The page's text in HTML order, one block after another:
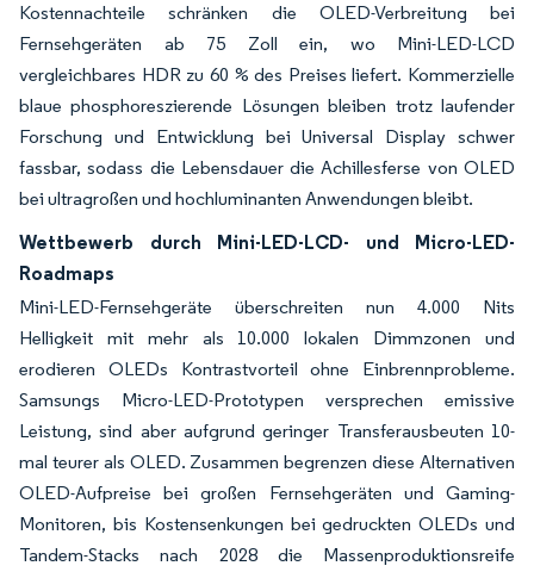
Kostennachteile schränken die OLED-Verbreitung bei
Fernsehgeräten ab 75 Zoll ein, wo Mini-LED-LCD
vergleichbares HDR zu 60 % des Preises liefert. Kommerzielle
blaue phosphoreszierende Lösungen bleiben trotz laufender
Forschung und Entwicklung bei Universal Display schwer
fassbar, sodass die Lebensdauer die Achillesferse von OLED
bei ultragroßen und hochluminanten Anwendungen bleibt.
Wettbewerb durch Mini-LED-LCD- und Micro-LED-
Roadmaps
Mini-LED-Fernsehgeräte überschreiten nun 4.000 Nits
Helligkeit mit mehr als 10.000 lokalen Dimmzonen und
erodieren OLEDs Kontrastvorteil ohne Einbrennprobleme.
Samsungs Micro-LED-Prototypen versprechen emissive
Leistung, sind aber aufgrund geringer Transferausbeuten 10-
mal teurer als OLED. Zusammen begrenzen diese Alternativen
OLED-Aufpreise bei großen Fernsehgeräten und Gaming-
Monitoren, bis Kostensenkungen bei gedruckten OLEDs und
Tandem-Stacks nach 2028 die Massenproduktionsreife